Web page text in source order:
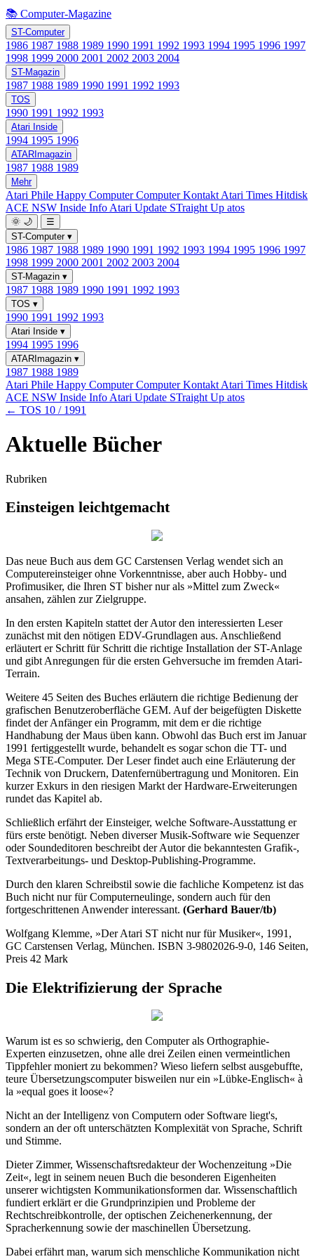
📚 Computer-Magazine
ST-Computer
1986 1987 1988 1989 1990 1991 1992 1993 1994 1995 1996 1997
1998 1999 2000 2001 2002 2003 2004
ST-Magazin
1987 1988 1989 1990 1991 1992 1993
TOS
1990 1991 1992 1993
Atari Inside
1994 1995 1996
ATARImagazin
1987 1988 1989
Mehr
Atari Phile Happy ComputerComputer Kontakt Atari Times Hitdisk
ACE NSW Inside Info Atari Update STraight Up atos
🌞 🌙
☰
ST-Computer ▾
1986 1987 1988 1989 1990 1991 1992 1993 1994 1995 1996 1997
1998 1999 2000 2001 2002 2003 2004
ST-Magazin ▾
1987 1988 1989 1990 1991 1992 1993
TOS ▾
1990 1991 1992 1993
Atari Inside ▾
1994 1995 1996
ATARImagazin ▾
1987 1988 1989
Atari Phile Happy ComputerComputer Kontakt Atari Times Hitdisk
ACE NSW Inside Info Atari Update STraight Up atos
← TOS 10 / 1991
Aktuelle Bücher
Rubriken
Einsteigen leichtgemacht
Das neue Buch aus dem GC Carstensen Verlag wendet sich an
Computereinsteiger ohne Vorkenntnisse, aber auch Hobby- und
Profimusiker, die Ihren ST bisher nur als »Mittel zum Zweck«
ansahen, zählen zur Zielgruppe.
In den ersten Kapiteln stattet der Autor den interessierten Leser
zunächst mit den nötigen EDV-Grundlagen aus. Anschließend
erläutert er Schritt für Schritt die richtige Installation der ST-Anlage
und gibt Anregungen für die ersten Gehversuche im fremden Atari-
Terrain.
Weitere 45 Seiten des Buches erläutern die richtige Bedienung der
grafischen Benutzeroberfläche GEM. Auf der beigefügten Diskette
findet der Anfänger ein Programm, mit dem er die richtige
Handhabung der Maus üben kann. Obwohl das Buch erst im Januar
1991 fertiggestellt wurde, behandelt es sogar schon die TT- und
Mega STE-Computer. Der Leser findet auch eine Erläuterung der
Technik von Druckern, Datenfernübertragung und Monitoren. Ein
kurzer Exkurs in den riesigen Markt der Hardware-Erweiterungen
rundet das Kapitel ab.
Schließlich erfährt der Einsteiger, welche Software-Ausstattung er
fürs erste benötigt. Neben diverser Musik-Software wie Sequenzer
oder Soundeditoren beschreibt der Autor die bekanntesten Grafik-,
Textverarbeitungs- und Desktop-Publishing-Programme.
Durch den klaren Schreibstil sowie die fachliche Kompetenz ist das
Buch nicht nur für Computerneulinge, sondern auch für den
fortgeschrittenen Anwender interessant. (Gerhard Bauer/tb)
Wolfgang Klemme, »Der Atari ST nicht nur für Musiker«, 1991,
GC Carstensen Verlag, München. ISBN 3-9802026-9-0, 146 Seiten,
Preis 42 Mark
Die Elektrifizierung der Sprache
Warum ist es so schwierig, den Computer als Orthographie-
Experten einzusetzen, ohne alle drei Zeilen einen vermeintlichen
Tippfehler moniert zu bekommen? Wieso liefern selbst ausgebuffte,
teure Übersetzungscomputer bisweilen nur ein »Lübke-Englisch« à
la »equal goes it loose«?
Nicht an der Intelligenz von Computern oder Software liegt's,
sondern an der oft unterschätzten Komplexität von Sprache, Schrift
und Stimme.
Dieter Zimmer, Wissenschaftsredakteur der Wochenzeitung »Die
Zeit«, legt in seinem neuen Buch die besonderen Eigenheiten
unserer wichtigsten Kommunikationsformen dar. Wissenschaftlich
fundiert erklärt er die Grundprinzipien und Probleme der
Rechtschreibkontrolle, der optischen Zeichenerkennung, der
Spracherkennung sowie der maschinellen Übersetzung.
Dabei erfährt man, warum sich menschliche Kommunikation nicht